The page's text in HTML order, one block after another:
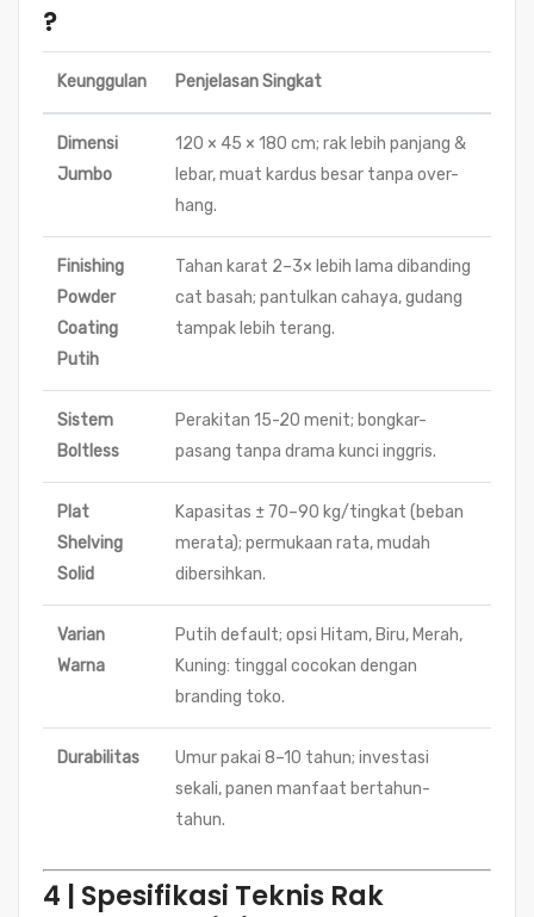
?
Keunggulan Penjelasan Singkat
Dimensi
Jumbo
120 × 45 × 180 cm; rak lebih panjang &
lebar, muat kardus besar tanpa over-
hang.
Finishing
Powder
Coating
Putih
Tahan karat 2–3× lebih lama dibanding
cat basah; pantulkan cahaya, gudang
tampak lebih terang.
Sistem
Boltless
Perakitan 15-20 menit; bongkar-
pasang tanpa drama kunci inggris.
Plat
Shelving
Solid
Kapasitas ± 70–90 kg/tingkat (beban
merata); permukaan rata, mudah
dibersihkan.
Varian
Warna
Putih default; opsi Hitam, Biru, Merah,
Kuning: tinggal cocokan dengan
branding toko.
Durabilitas
Umur pakai 8–10 tahun; investasi
sekali, panen manfaat bertahun-
tahun.
4 | Spesifikasi Teknis Rak